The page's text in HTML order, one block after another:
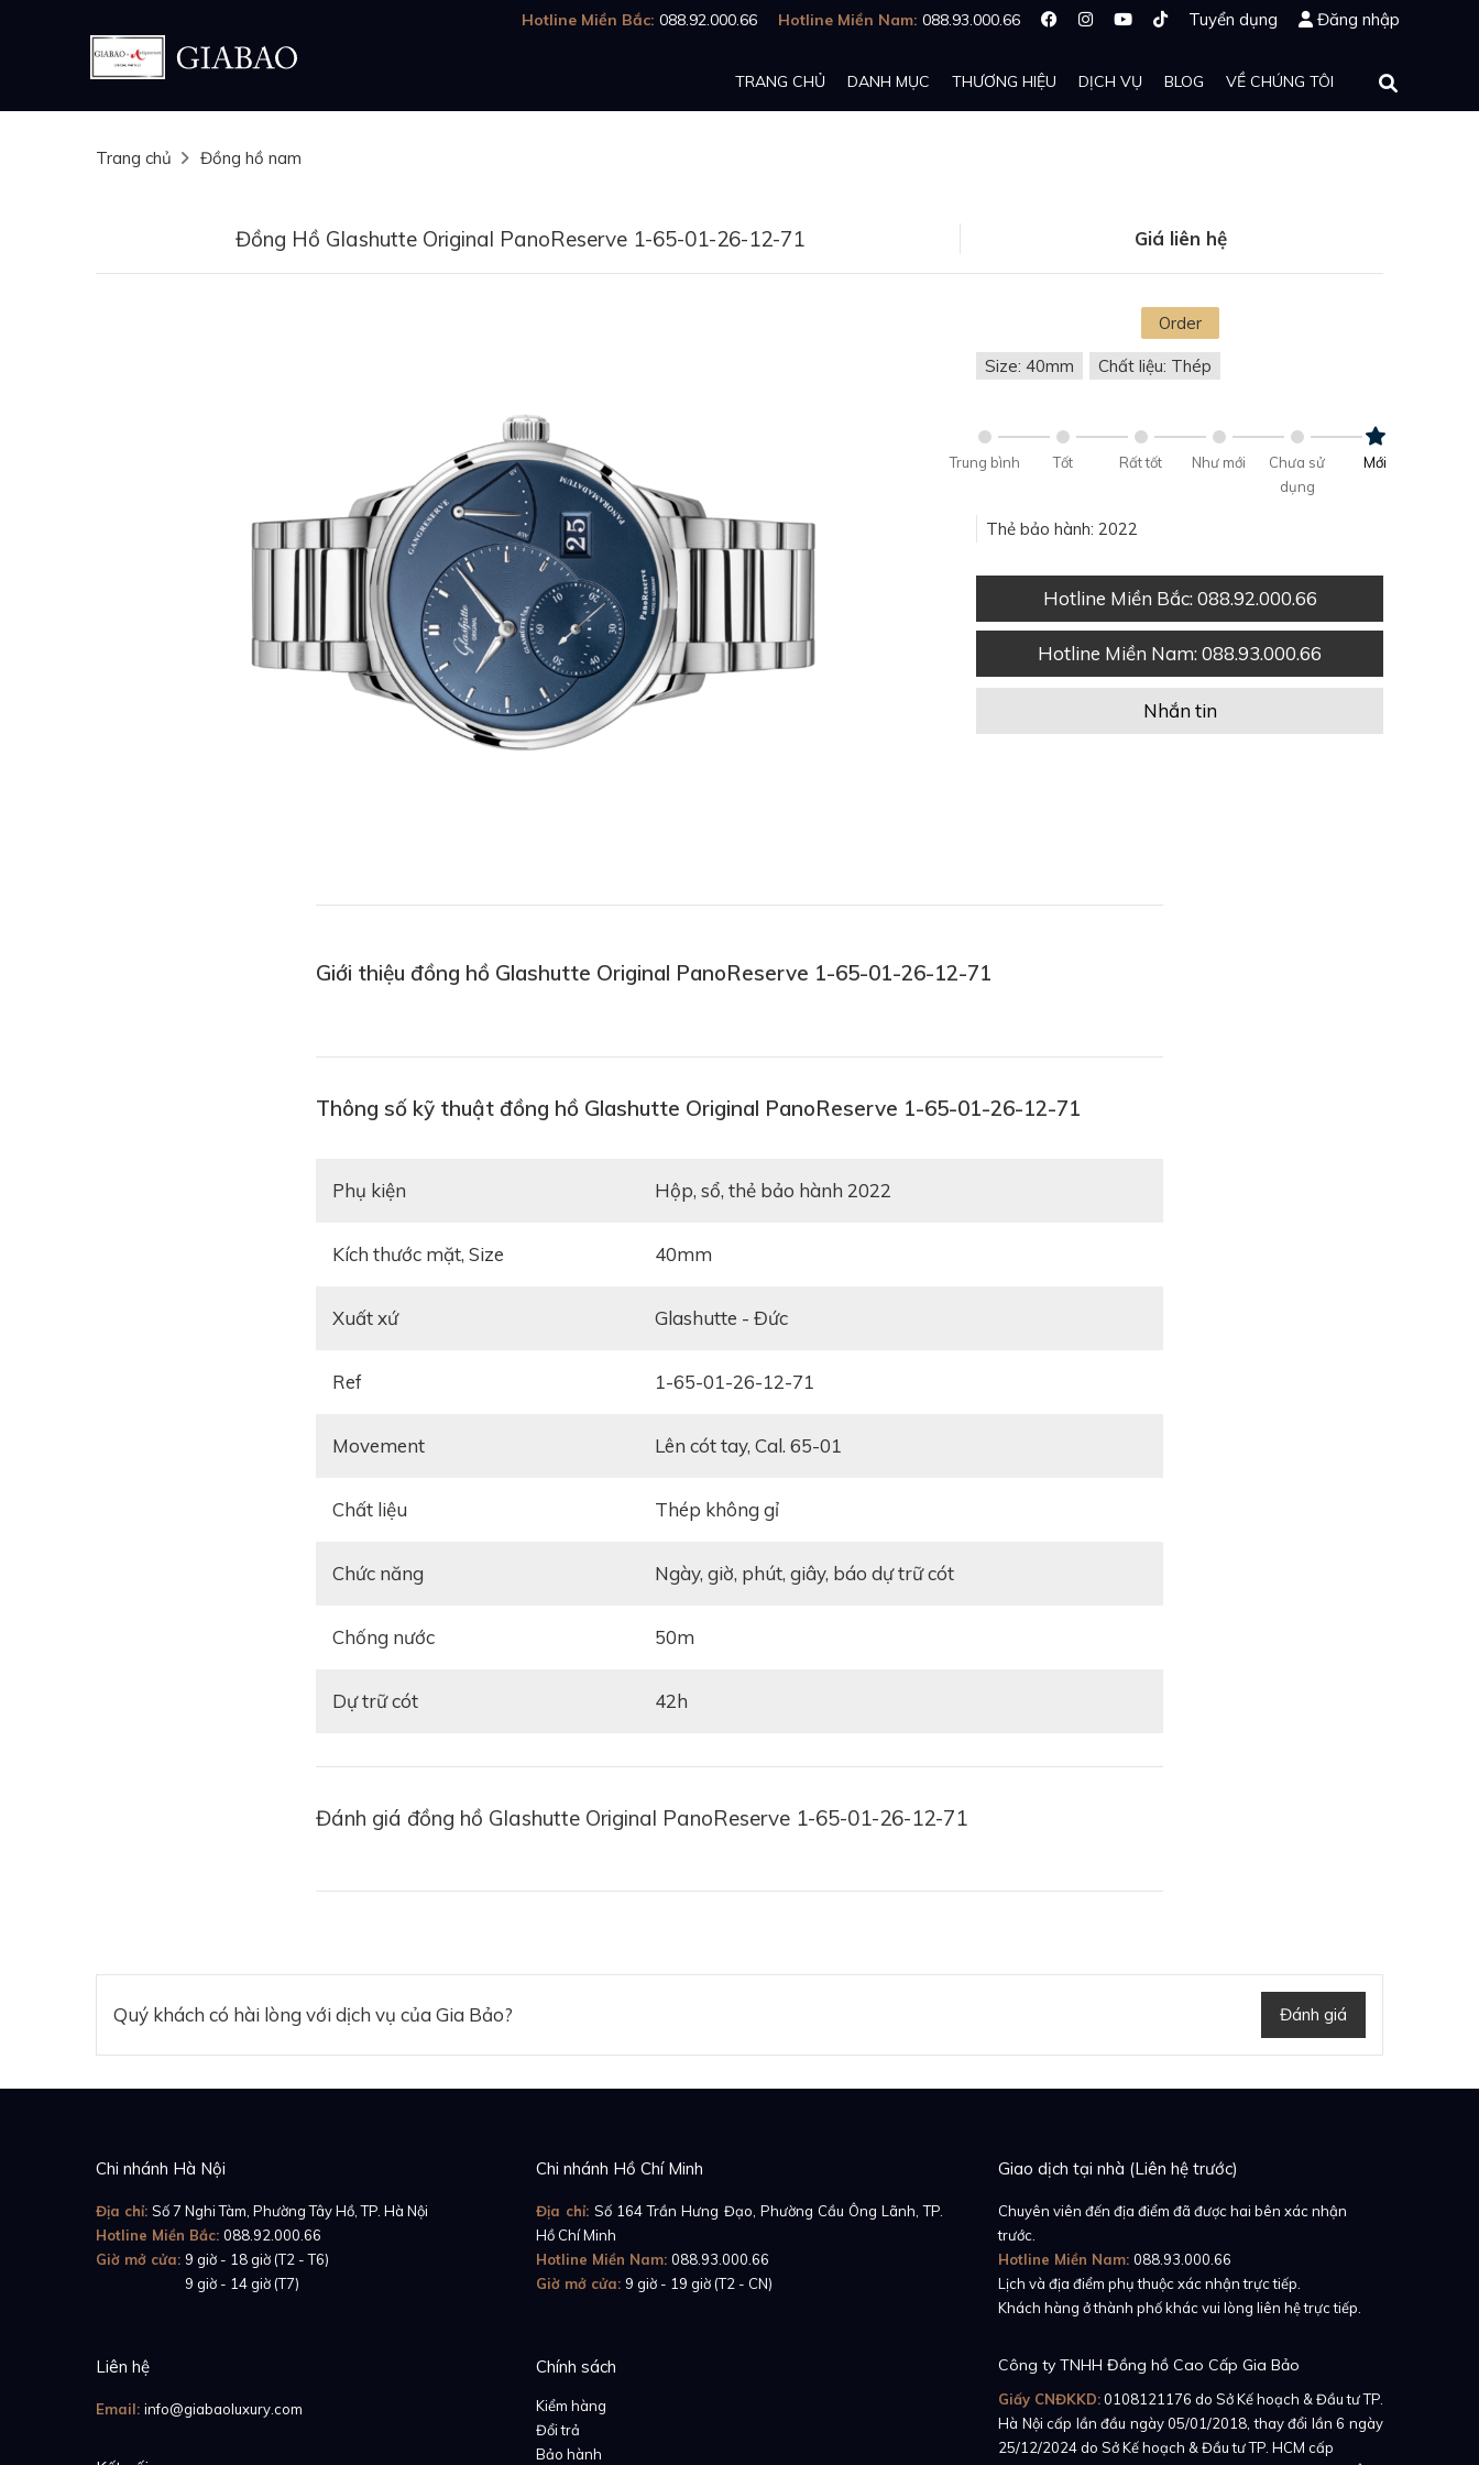
Hotline Miền Bắc: 088.92.000.66 Hotline Miền Nam: 088.93.000.66 Tuyển dụng Đăng nhập
TRANG CHỦ DANH MỤC THƯƠNG HIỆU DỊCH VỤ BLOG VỀ CHÚNG TÔI
Trang chủ Đồng hồ nam
Đồng Hồ Glashutte Original PanoReserve 1-65-01-26-12-71 Giá liên hệ
Order
Size: 40mm Chất liệu: Thép
Trung bình Tốt Rất tốt Như mới
Chưa sử
dụng
Mới
Thẻ bảo hành: 2022
Hotline Miền Bắc: 088.92.000.66
Hotline Miền Nam: 088.93.000.66
Nhắn tin
Giới thiệu đồng hồ Glashutte Original PanoReserve 1-65-01-26-12-71
Thông số kỹ thuật đồng hồ Glashutte Original PanoReserve 1-65-01-26-12-71
Phụ kiện Hộp, sổ, thẻ bảo hành 2022
Kích thước mặt, Size 40mm
Xuất xứ Glashutte - Đức
Ref 1-65-01-26-12-71
Movement Lên cót tay, Cal. 65-01
Chất liệu Thép không gỉ
Chức năng ngày, giờ, phút, giây, báo dự trữ cót
Chống nước 50m
Dự trữ cót 42h
Đánh giá đồng hồ Glashutte Original PanoReserve 1-65-01-26-12-71
Quý khách có hài lòng với dịch vụ của Gia Bảo? Đánh giá
Chi nhánh Hà Nội
Địa chỉ: Số 7 Nghi Tàm, Phường Tây Hồ, TP. Hà Nội
Hotline Miền Bắc: 088.92.000.66
Giờ mở cửa: 9 giờ - 18 giờ (T2 - T6)
9 giờ - 14 giờ (T7)
Chi nhánh Hồ Chí Minh
Địa chỉ:Số 164 Trần Hưng Đạo, Phường Cầu Ông Lãnh, TP.
Hồ Chí Minh
Hotline Miền Nam: 088.93.000.66
Giờ mở cửa: 9 giờ - 19 giờ (T2 - CN)
Giao dịch tại nhà (Liên hệ trước)
Chuyên viên đến địa điểm đã được hai bên xác nhận
trước.
Hotline Miền Nam: 088.93.000.66
Lịch và địa điểm phụ thuộc xác nhận trực tiếp.
Khách hàng ở thành phố khác vui lòng liên hệ trực tiếp.
Liên hệ
Email: info@giabaoluxury.com
Chính sách
Kiểm hàng
Đổi trả
Bảo hành
Công ty TNHH Đồng hồ Cao Cấp Gia Bảo
Giấy CNĐKKD:0108121176 do Sở Kế hoạch & Đầu tư TP.
Hà Nội cấp lần đầu ngày 05/01/2018, thay đổi lần 6 ngày
25/12/2024 do Sở Kế hoạch & Đầu tư TP. HCM cấp